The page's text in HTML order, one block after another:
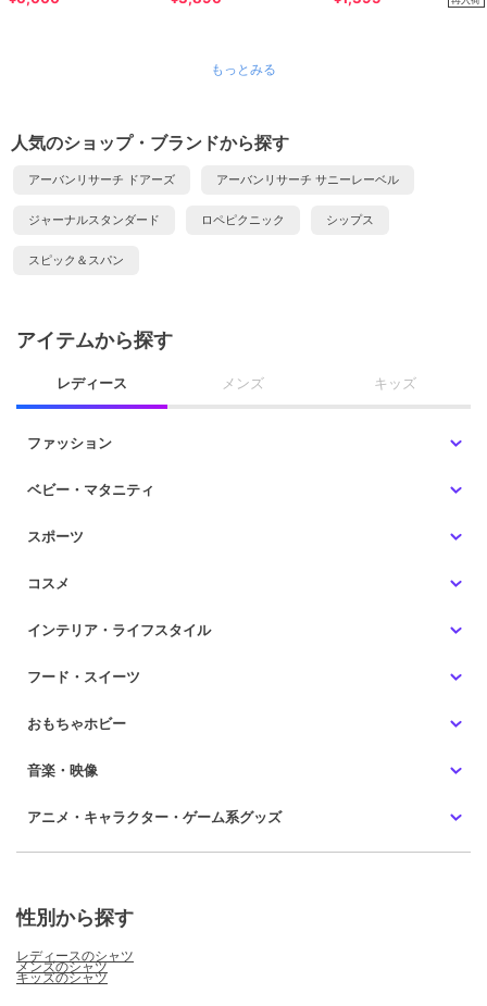
もっとみる
人気のショップ・ブランドから探す
アーバンリサーチ ドアーズ アーバンリサーチ サニーレーベル
ジャーナルスタンダード ロペピクニック シップス
スピック＆スパン
アイテムから探す
レディース メンズ キッズ
ファッション
ベビー・マタニティ
スポーツ
コスメ
インテリア・ライフスタイル
フード・スイーツ
おもちゃホビー
音楽・映像
アニメ・キャラクター・ゲーム系グッズ
性別から探す
レディースのシャツ
メンズのシャツ
キッズのシャツ